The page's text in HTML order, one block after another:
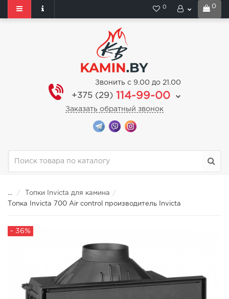
0
0
Звонить с 9.00 до 21.00
+375 (29) 114-99-00
Заказать обратный звонок
...
Топки Invicta для камина
Топка Invicta 700 Air control производитель Invicta
- 36%